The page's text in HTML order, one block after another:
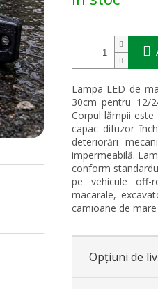
Lampa LED de
30cm pentru 12/
Corpul lămpii
capac difuzor
deteriorări
impermeabilă.
conform
pe vehicule off-
macarale,
camioane de
Opțiuni de